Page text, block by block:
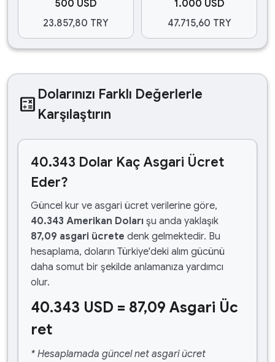
500 USD
23.857,80 TRY
1.000 USD
47.715,60 TRY
calculate Dolarınızı Farklı Değerlerle
Karşılaştırın
40.343 Dolar Kaç Asgari Ücret
Eder?
Güncel kur ve asgari ücret verilerine göre,
40.343 Amerikan Doları şu anda yaklaşık
87,09 asgari ücrete denk gelmektedir. Bu
hesaplama, doların Türkiye'deki alım gücünü
daha somut bir şekilde anlamanıza yardımcı
olur.
40.343 USD = 87,09 Asgari Üc
ret
* Hesaplamada güncel net asgari ücret